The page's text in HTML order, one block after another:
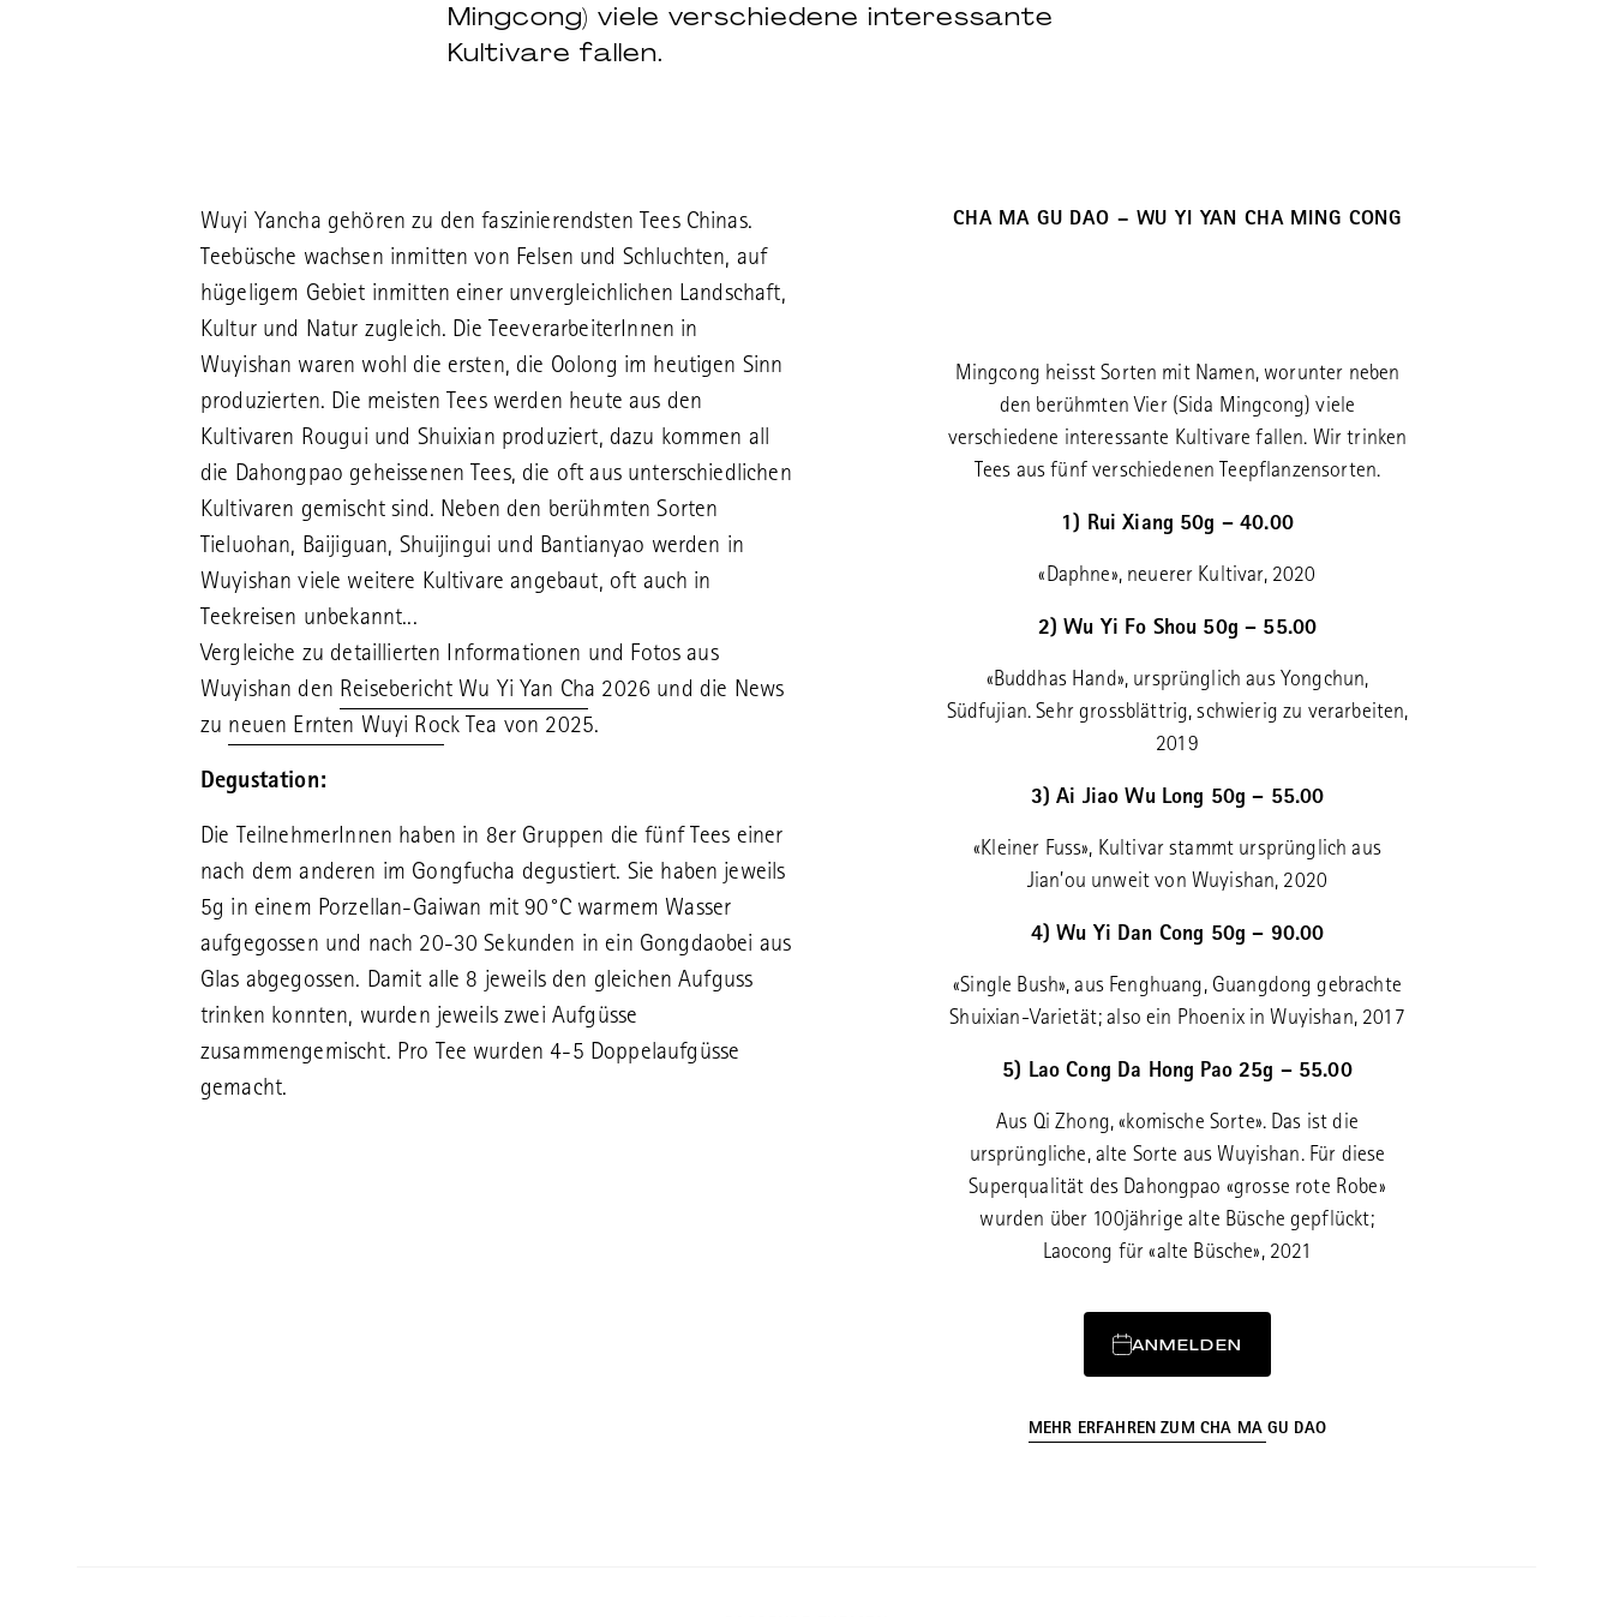
Mingcong) viele verschiedene interessante
Kultivare fallen.
Wuyi Yancha gehören zu den faszinierendsten Tees Chinas.
Teebüsche wachsen inmitten von Felsen und Schluchten, auf
hügeligem Gebiet inmitten einer unvergleichlichen Landschaft,
Kultur und Natur zugleich. Die TeeverarbeiterInnen in
Wuyishan waren wohl die ersten, die Oolong im heutigen Sinn
produzierten. Die meisten Tees werden heute aus den
Kultivaren Rougui und Shuixian produziert, dazu kommen all
die Dahongpao geheissenen Tees, die oft aus unterschiedlichen
Kultivaren gemischt sind. Neben den berühmten Sorten
Tieluohan, Baijiguan, Shuijingui und Bantianyao werden in
Wuyishan viele weitere Kultivare angebaut, oft auch in
Teekreisen unbekannt...
Vergleiche zu detaillierten Informationen und Fotos aus
Wuyishan den Reisebericht Wu Yi Yan Cha 2026 und die News
zu neuen Ernten Wuyi Rock Tea von 2025.
Degustation:
Die TeilnehmerInnen haben in 8er Gruppen die fünf Tees einer
nach dem anderen im Gongfucha degustiert. Sie haben jeweils
5g in einem Porzellan-Gaiwan mit 90°C warmem Wasser
aufgegossen und nach 20-30 Sekunden in ein Gongdaobei aus
Glas abgegossen. Damit alle 8 jeweils den gleichen Aufguss
trinken konnten, wurden jeweils zwei Aufgüsse
zusammengemischt. Pro Tee wurden 4-5 Doppelaufgüsse
gemacht.
CHA MA GU DAO – WU YI YAN CHA MING CONG
Mingcong heisst Sorten mit Namen, worunter neben
den berühmten Vier (Sida Mingcong) viele
verschiedene interessante Kultivare fallen. Wir trinken
Tees aus fünf verschiedenen Teepflanzensorten.
1) Rui Xiang 50g – 40.00
«Daphne», neuerer Kultivar, 2020
2) Wu Yi Fo Shou 50g – 55.00
«Buddhas Hand», ursprünglich aus Yongchun,
Südfujian. Sehr grossblättrig, schwierig zu verarbeiten,
2019
3) Ai Jiao Wu Long 50g – 55.00
«Kleiner Fuss», Kultivar stammt ursprünglich aus
Jian’ou unweit von Wuyishan, 2020
4) Wu Yi Dan Cong 50g – 90.00
«Single Bush», aus Fenghuang, Guangdong gebrachte
Shuixian-Varietät; also ein Phoenix in Wuyishan, 2017
5) Lao Cong Da Hong Pao 25g – 55.00
Aus Qi Zhong, «komische Sorte». Das ist die
ursprüngliche, alte Sorte aus Wuyishan. Für diese
Superqualität des Dahongpao «grosse rote Robe»
wurden über 100jährige alte Büsche gepflückt;
Laocong für «alte Büsche», 2021
ANMELDEN
MEHR ERFAHREN ZUM CHA MA GU DAO